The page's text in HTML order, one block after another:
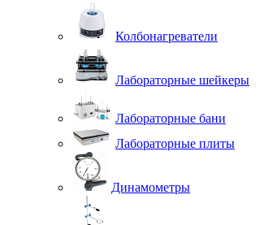
Колбонагреватели
Лабораторные шейкеры
Лабораторные бани
Лабораторные плиты
Динамометры